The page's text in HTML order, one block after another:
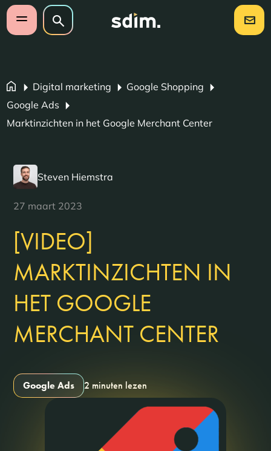
Navigatie overslaan
Open mobiel menu
Zoeken op website
Zoeken
Digital marketing
Google Shopping
Google Ads
Marktinzichten in het Google Merchant Center
Steven Hiemstra
27 maart 2023
[VIDEO]
MARKTINZICHTEN IN
HET GOOGLE
MERCHANT CENTER
Google Ads 2 minuten lezen